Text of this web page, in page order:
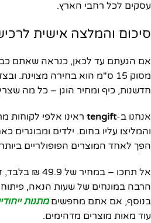
עסקים לכל רחבי הארץ.
סיכום והמלצה אישית
אם הגעתם עד לכאן, כנראה שאתם
מסוק 15 ס"מ הוא בחירה
חדשנות, כיף ומחיר הוגן – כל מה
אנחנו ב-tengift ראינו אלפי לקוחות
והמליצו עליו בחום. ילדים ומבוגרים
הפך לאחד המוצרים הפופולריים
אל תחכו –
הרבה במונחים של שעות הנאה, פיתוח
בנוסף, אם אתם מחפשיםמתנות
עוד מאות מוצרים מדהימים.